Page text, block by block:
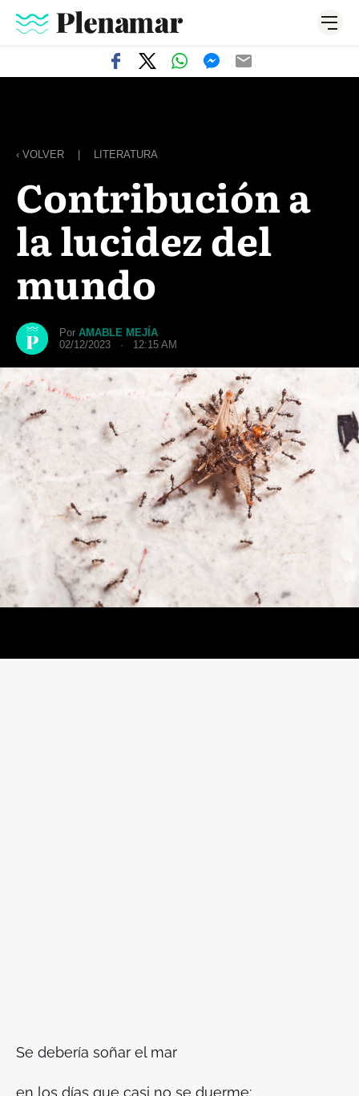
‹ VOLVER LITERATURA
Contribución a
la lucidez del
mundo
Por AMABLE MEJÍA
02/12/2023 · 12:15 AM
Se debería soñar el mar
en los días que casi no se duerme;